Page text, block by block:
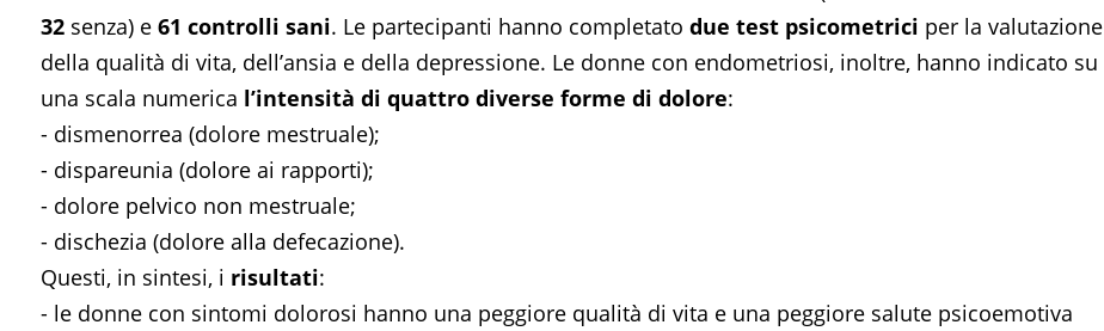
32senza) e 61 controlli sani. Le partecipanti hanno completato due test psicometrici per la valutazione
della qualità di vita, dell’ansia e della depressione. Le donne con endometriosi, inoltre, hanno indicato su
una scala numerica l’intensità di quattro diverse forme di dolore:
- dismenorrea (dolore mestruale);
- dispareunia (dolore ai rapporti);
- dolore pelvico non mestruale;
- dischezia (dolore alla defecazione).
Questi, in sintesi, i risultati:
- le donne con sintomi dolorosi hanno una peggiore qualità di vita e una peggiore salute psicoemotiva